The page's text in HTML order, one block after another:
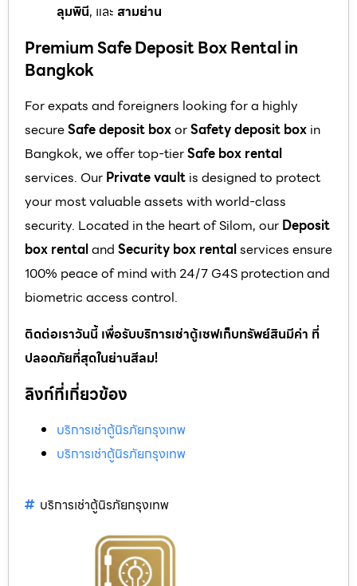
ลุมพินี, และ สามย่าน
Premium Safe Deposit Box Rental in
Bangkok
For expats and foreigners looking for a highly
secureSafe deposit boxorSafety deposit box in
Bangkok, we offer top-tierSafe box rental
services. Our Private vault is designed to protect
your most valuable assets with world-class
security. Located in the heart of Silom, our Deposit
box rentaland Security box rentalservices ensure
100% peace of mind with 24/7 G4S protection and
biometric access control.
ติดต่อเราวันนี้ เพื่อรับบริการเช่าตู้เซฟเก็บทรัพย์สินมีค่า ที่
ปลอดภัยที่สุดในย่านสีลม!
ลิงก์ที่เกี่ยวข้อง
บริการเช่าตู้นิรภัยกรุงเทพ
บริการเช่าตู้นิรภัยกรุงเทพ
บริการเช่าตู้นิรภัยกรุงเทพ